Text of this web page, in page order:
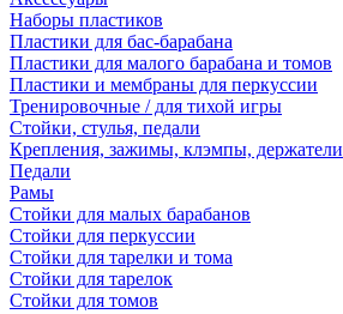
Наборы пластиков
Пластики для бас-барабана
Пластики для малого барабана и томов
Пластики и мембраны для перкуссии
Тренировочные / для тихой игры
Стойки, стулья, педали
Крепления, зажимы, клэмпы, держатели
Педали
Рамы
Стойки для малых барабанов
Стойки для перкуссии
Стойки для тарелки и тома
Стойки для тарелок
Стойки для томов